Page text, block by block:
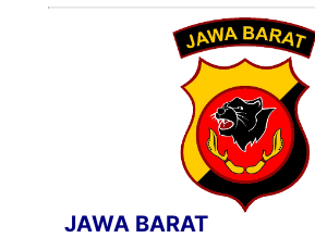
JAWA BARAT